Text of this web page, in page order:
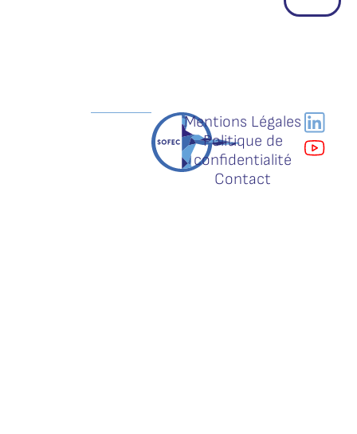
Mentions Légales
Politique de
confidentialité
Contact